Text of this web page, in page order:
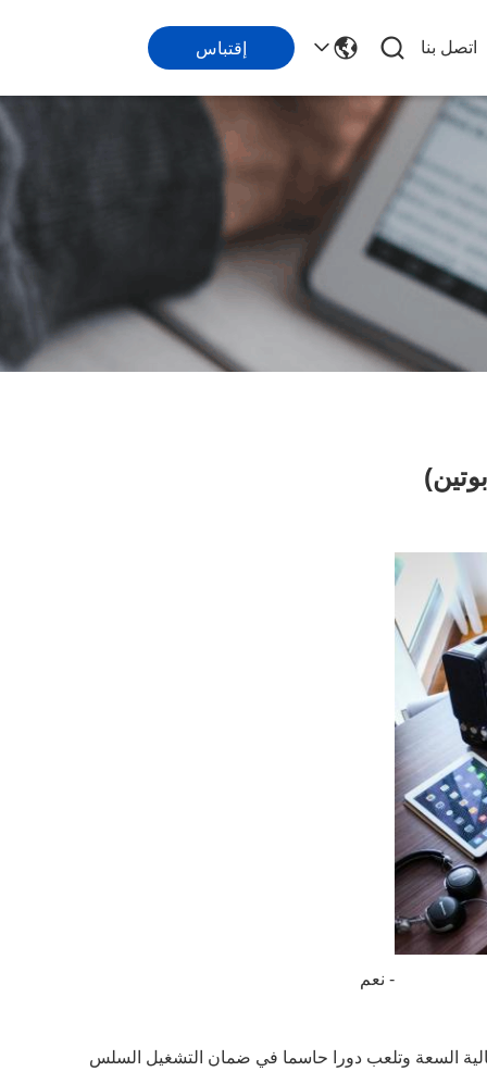
اتصل بنا إقتباس
- نعم
السعة وتلعب دورا حاسما في ضمان التشغيل السلس